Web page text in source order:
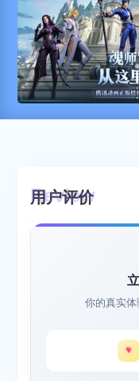
用户评价
你的真实